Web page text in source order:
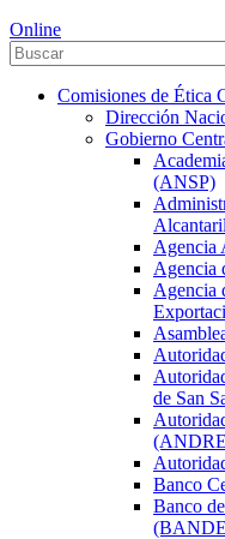
Online
Comisiones de Ética
Dirección
Gobierno
(ANSP)
Agencia
Agencia
Agencia
de San
Banco
Banco